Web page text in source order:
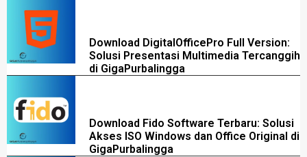
Download DigitalOfficePro Full Version:
Solusi Presentasi Multimedia Tercanggih
di GigaPurbalingga
Download Fido Software Terbaru: Solusi
Akses ISO Windows dan Office Original di
GigaPurbalingga